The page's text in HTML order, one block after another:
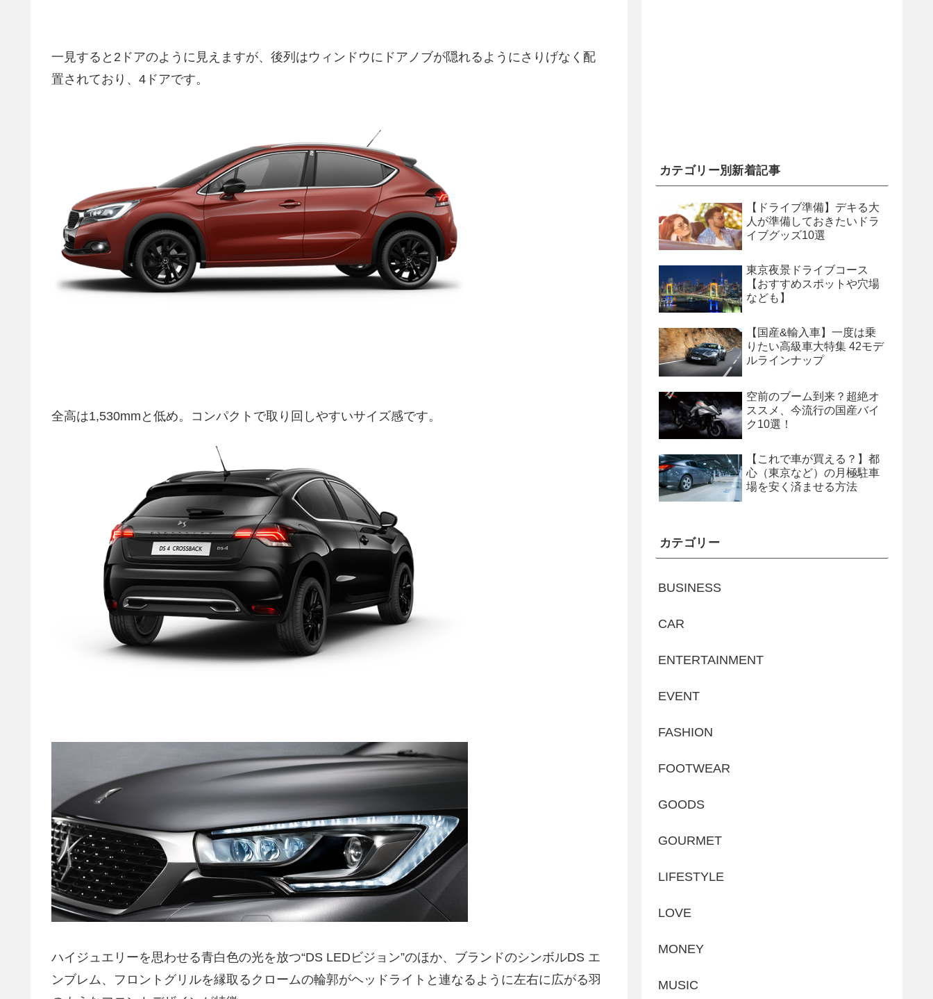
一見すると2ドアのように見えますが、後列はウィンドウにドアノブが隠れるようにさりげなく配
置されており、4ドアです。
全高は1,530mmと低め。コンパクトで取り回しやすいサイズ感です。
ハイジュエリーを思わせる青白色の光を放つ“DS LEDビジョン”のほか、ブランドのシンボルDS エ
ンブレム、フロントグリルを縁取るクロームの輪郭がヘッドライトと連なるように左右に広がる羽
カテゴリー別新着記事
【ドライブ準備】デキる大
人が準備しておきたいドラ
イブグッズ10選
東京夜景ドライブコース
【おすすめスポットや穴場
なども】
【国産&輸入車】一度は乗
りたい高級車大特集 42モデ
ルラインナップ
空前のブーム到来？超絶オ
ススメ、今流行の国産バイ
ク10選！
【これで車が買える？】都
心（東京など）の月極駐車
場を安く済ませる方法
カテゴリー
BUSINESS
CAR
ENTERTAINMENT
EVENT
FASHION
FOOTWEAR
GOODS
GOURMET
LIFESTYLE
LOVE
MONEY
MUSIC